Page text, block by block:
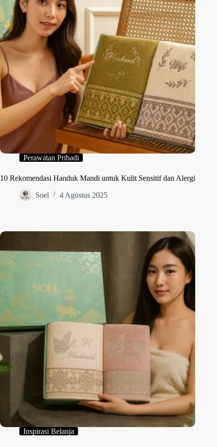
Perawatan Pribadi
10 Rekomendasi Handuk Mandi untuk Kulit Sensitif dan Alergi
Soel 4 Agustus 2025
Inspirasi Belanja